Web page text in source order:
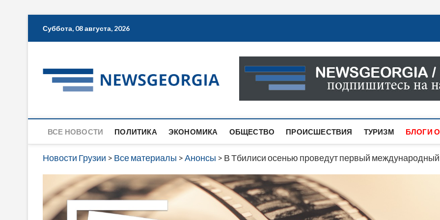
Суббота, 08 августа, 2026
Новости Грузии
САМАЯ АКТУАЛЬНАЯ ИНФОРМАЦИЯ О СОБЫТИЯХ
САЙТЕ ВЫ НАЙДЕТЕ НОВОСТИ ПОЛИТИКИ,
ВСЕ НОВОСТИ ПОЛИТИКА ЭКОНОМИКА ОБЩЕСТВО ПРОИСШЕСТВИЯ ТУРИЗМ БЛОГИ
Новости Грузии > Все материалы >Анонсы > В Тбилиси осенью проведут первый